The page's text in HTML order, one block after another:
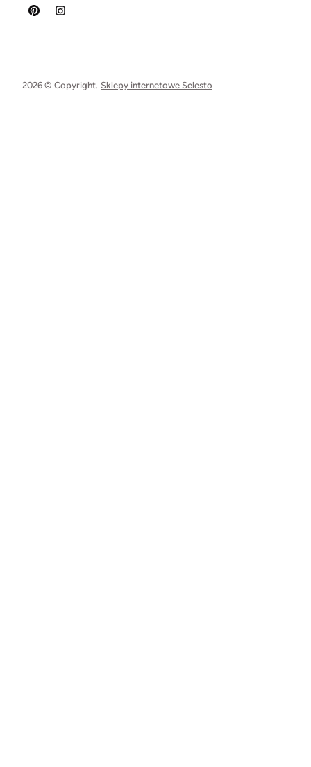
2026 © Copyright. Sklepy internetowe Selesto